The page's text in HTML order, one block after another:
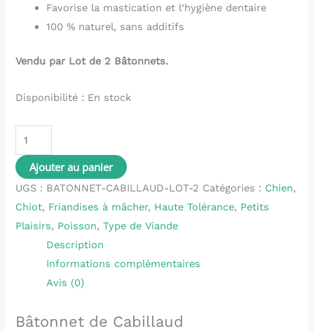
Favorise la mastication et l’hygiène dentaire
100 % naturel, sans additifs
Vendu par Lot de 2 Bâtonnets.
Disponibilité : En stock
Ajouter au panier
UGS : BATONNET-CABILLAUD-LOT-2 Catégories : Chien,
Chiot, Friandises à mâcher, Haute Tolérance, Petits
Plaisirs, Poisson,Type de Viande
Description
Informations complémentaires
Avis (0)
Bâtonnet de Cabillaud